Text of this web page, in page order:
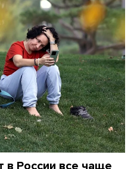
в России все чаще